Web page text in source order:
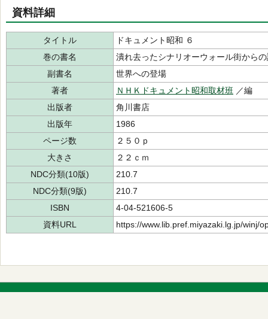
資料詳細
タイトル
ドキュメント昭和 ６
巻の書名
潰れ去ったシナリオーウォール街から
副書名
世界への登場
著者
ＮＨＫドキュメント昭和取材班 ／編
出版者
角川書店
出版年
1986
ページ数
２５０ｐ
大きさ
２２ｃｍ
NDC分類(10版)
210.7
NDC分類(9版)
210.7
ISBN
4-04-521606-5
資料URL
https://www.lib.pref.miyazaki.lg.jp/winj/